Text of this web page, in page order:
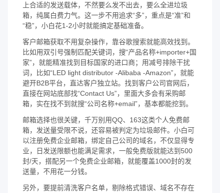
上合适的发送载体，不然要么发不出去，要么全进垃圾
箱，纯属白费力气。这一步不用追求“多”，重点是“准”和
“稳”，小白花1-2小时就能搞定基础准备。
客户邮箱获取不用复杂操作，靠谷歌搜索就能高效找到。
比如用双引号强制匹配关键词，搜“产品名称+importer+国
家”，就能精准找到目标国家的进口商；用减号排除干扰
词，比如“LED light distributor -Alibaba -Amazon”，就能
避开B2B平台，直达客户独立站。找到客户公司官网后，
直接在网站底部找“Contact Us”，里面大多会有采购邮
箱，实在找不到就搜“公司名称+email”，基本都能挖到。
邮箱选择也很关键，千万别用QQ、163这类个人免费邮
箱，发送量受限不说，还容易被判定为垃圾邮件。小白可
以注册免费企业邮箱，绑定自己公司的域名，不仅显得专
业，日发送限额也能满足需求，一般免费版就能达到500
封/天，搭配另一个免费企业邮箱，就能覆盖1000封的发
送量，不用花一分钱。
另外，要提前清洗客户名单，剔除格式错误、域名不存在